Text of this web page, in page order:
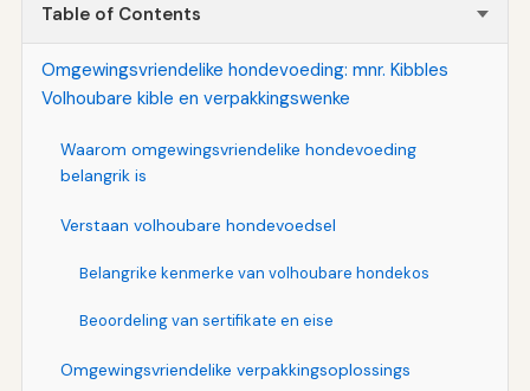
Table of Contents
Omgewingsvriendelike hondevoeding: mnr. Kibbles
Volhoubare kible en verpakkingswenke
Waarom omgewingsvriendelike hondevoeding
belangrik is
Verstaan volhoubare hondevoedsel
Belangrike kenmerke van volhoubare hondekos
Beoordeling van sertifikate en eise
Omgewingsvriendelike verpakkingsoplossings